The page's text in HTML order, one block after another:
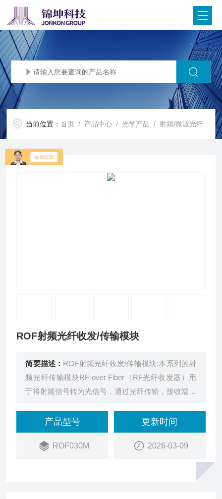
当前位置：首页 / 产品中心 /光学产品 /射频/微波光纤传输模块
ROF射频光纤收发/传输模块
简要描述： ROF射频光纤收发/传输模块:本系列的射
频光纤传输模块RF over Fiber（RF光纤收发器）用
于将射频信号转为光信号，通过光纤传输，接收端再
应用。产品型号
ROF030M
更新时间
2026-03-09